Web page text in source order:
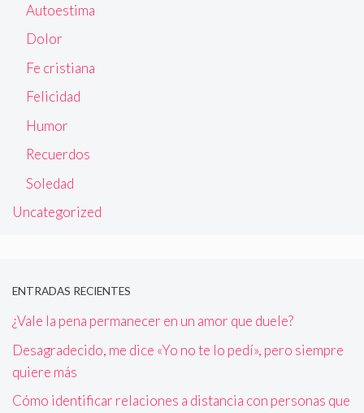
Autoestima
Dolor
Fe cristiana
Felicidad
Humor
Recuerdos
Soledad
Uncategorized
ENTRADAS RECIENTES
¿Vale la pena permanecer en un amor que duele?
Desagradecido, me dice «Yo no te lo pedí», pero siempre
quiere más
Cómo identificar relaciones a distancia con personas que